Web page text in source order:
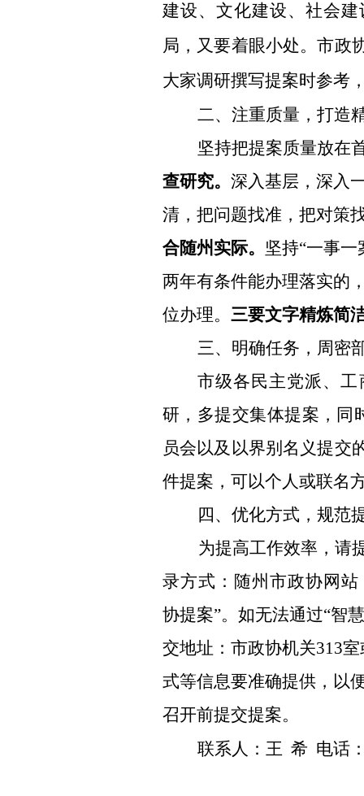
建设、文化建设、社会
局，又要着眼小处。市政
大家调研撰写提案时参考
二、注重质量，打造
坚持把提案质量放在
查研究。 深入基层，深入
清，把问题找准，把对策
合随州实际。 坚持“一事一
两年有条件能办理落实的
位办理。 三要文字精炼简
三、 明确任务 ，周密
市级各民主党派、
研， 多提交集体提案，同
员会以及以界别名义提交
件提案，可以个人或联名
四、优化方式，规范
为提高工作效率， 请
录方式 ： 随州市政协网站
协提案”。如无法通过“智
交地址：市政协机关313
式等信息要准确提供 ，以
召开前提交提案。
联系人： 王 希 电话